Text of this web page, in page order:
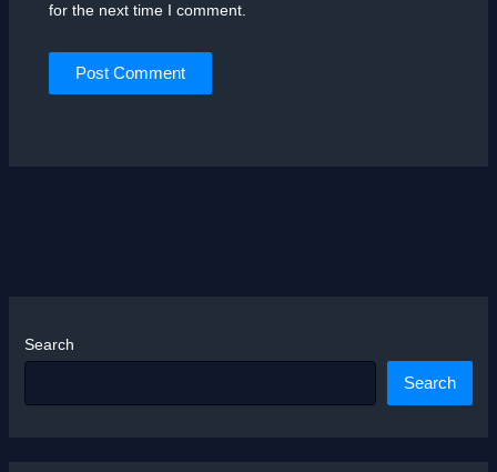
for the next time I comment.
Search
Search